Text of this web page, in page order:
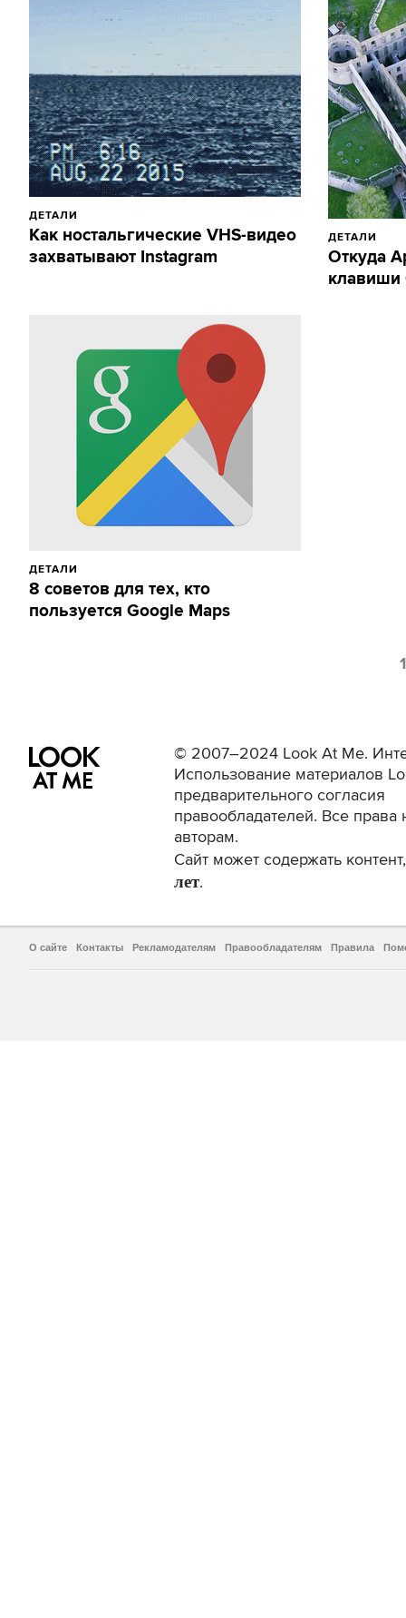
ДЕТАЛИ
Как ностальгические VHS-видео
захватывают Instagram
ДЕТАЛИ
Откуда
клавиши
ДЕТАЛИ
8 советов для тех, кто
пользуется Google Maps
1
© 2007–2024 Look At Me.
Использование материалов
предварительного согласия
правообладателей. Все права
авторам.
Сайт может содержать
лет.
О сайте Контакты Рекламодателям Правообладателям Правила